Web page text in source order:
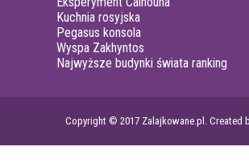
Kuchnia rosyjska
Pegasus konsola
Wyspa Zakhyntos
Najwyższe budynki świata ranking
Copyright © 2017 Zalajkowane.pl. Created